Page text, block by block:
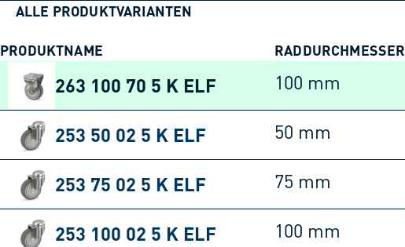
ALLE PRODUKTVARIANTEN
PRODUKTNAME RADDURCHMESSER
263 100 70 5 K ELF 100 mm
253 50 02 5 K ELF 50 mm
253 75 02 5 K ELF 75 mm
253 100 02 5 K ELF 100 mm